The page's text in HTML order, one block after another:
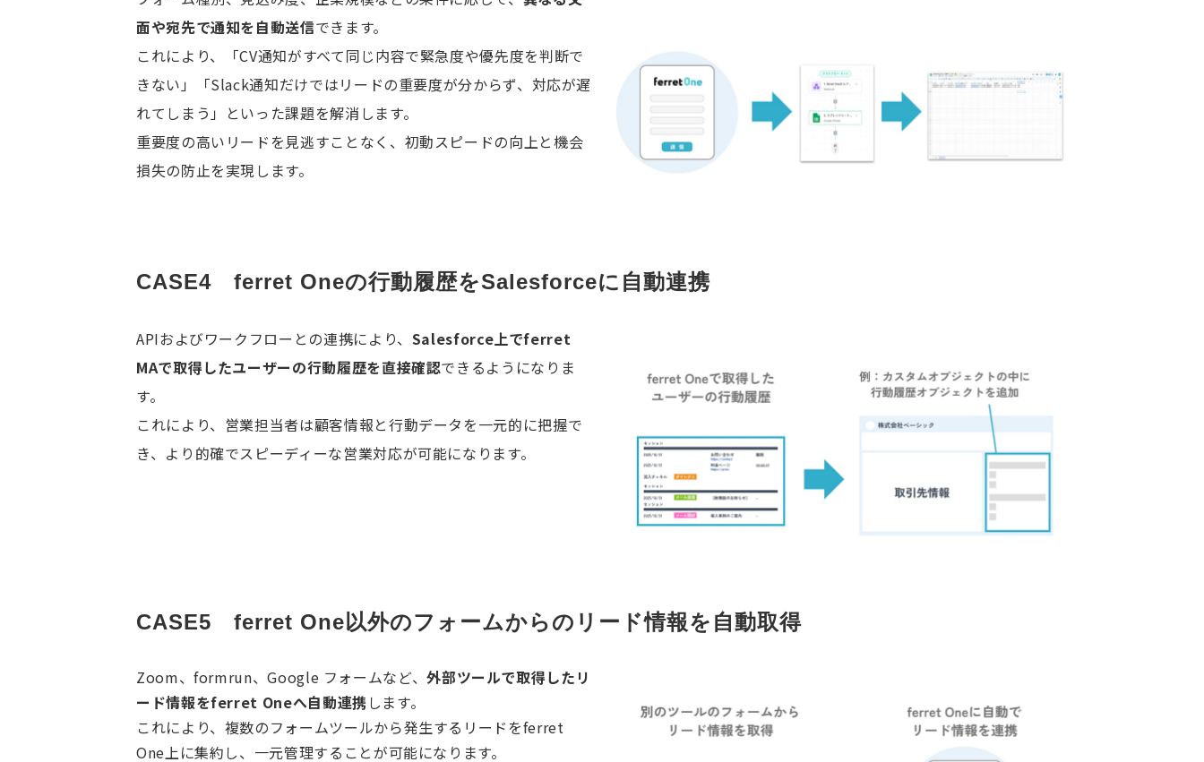
面や宛先で通知を自動送信できます。
これにより、「CV通知がすべて同じ内容で緊急度や優先度を判断で
きない」「Slack通知だけではリードの重要度が分からず、対応が遅
れてしまう」といった課題を解消します。
重要度の高いリードを見逃すことなく、初動スピードの向上と機会
損失の防止を実現します。
CASE4　ferret Oneの行動履歴をSalesforceに自動連携
APIおよびワークフローとの連携により、 Salesforce上でferret
MAで取得したユーザーの行動履歴を直接確認できるようになりま
す。
これにより、営業担当者は顧客情報と行動データを一元的に把握で
き、より的確でスピーディーな営業対応が可能になります。
CASE5　ferret One以外のフォームからのリード情報を自動取得
Zoom、formrun、Google フォームなど、外部ツールで取得したリ
ード情報をferret Oneへ自動連携します。
これにより、複数のフォームツールから発生するリードをferret
One上に集約し、一元管理することが可能になります。